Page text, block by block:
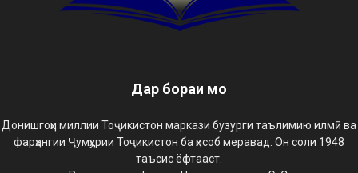
Дар бораи мо
Донишгоҳи миллии Тоҷикистон маркази бузурги таълимию илмӣ ва
фарҳангии Ҷумҳурии Тоҷикистон ба ҳисоб меравад. Он соли 1948
таъсис ёфтааст.